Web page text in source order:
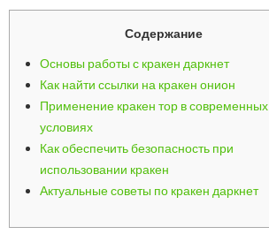
Содержание
Основы работы с кракен даркнет
Как найти ссылки на кракен онион
Применение кракен тор в современных
условиях
Как обеспечить безопасность при
использовании кракен
Актуальные советы по кракен даркнет